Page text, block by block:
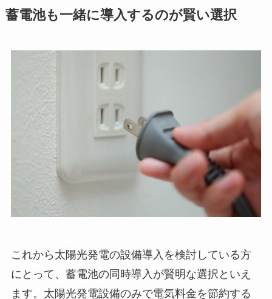
蓄電池も一緒に導入するのが賢い選択
これから太陽光発電の設備導入を検討している方
にとって、蓄電池の同時導入が賢明な選択といえ
ます。太陽光発電設備のみで電気料金を節約する